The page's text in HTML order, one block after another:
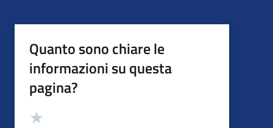
Quanto sono chiare le
informazioni su questa
pagina?
Valutazione